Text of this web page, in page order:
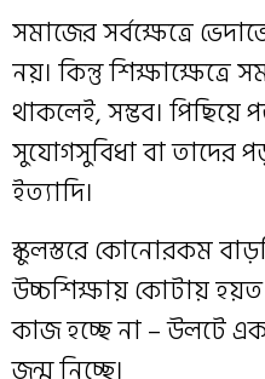
সমাজের সর্বক্ষেত্রে
নয়। কিন্তু
থাকলেই, সম্ভব। পিছিয়ে
সুযোগসুবিধা বা তাদের
ইত্যাদি।
স্কুলস্তরে কোনোরকম
উচ্চশিক্ষায় কোটায়
কাজ হচ্ছে না – উলটে